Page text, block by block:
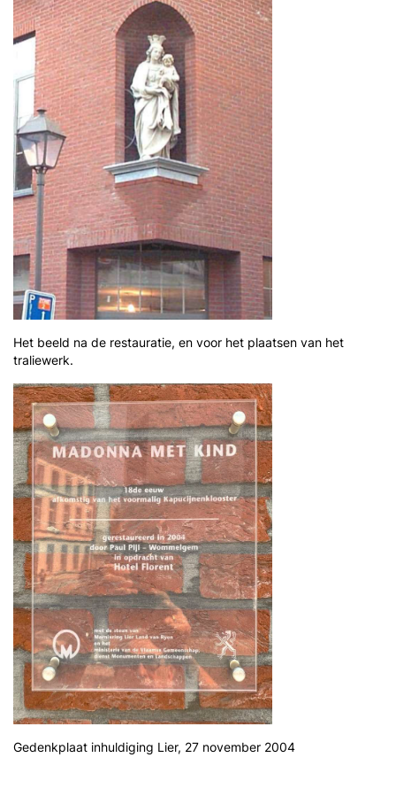
Het beeld na de restauratie, en voor het plaatsen van het
traliewerk.
Gedenkplaat inhuldiging Lier, 27 november 2004